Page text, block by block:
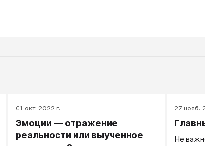
01 окт. 2022 г.
Эмоции — отражение
реальности или выученное
27 нояб.
Не